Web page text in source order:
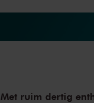
Met ruim dertig